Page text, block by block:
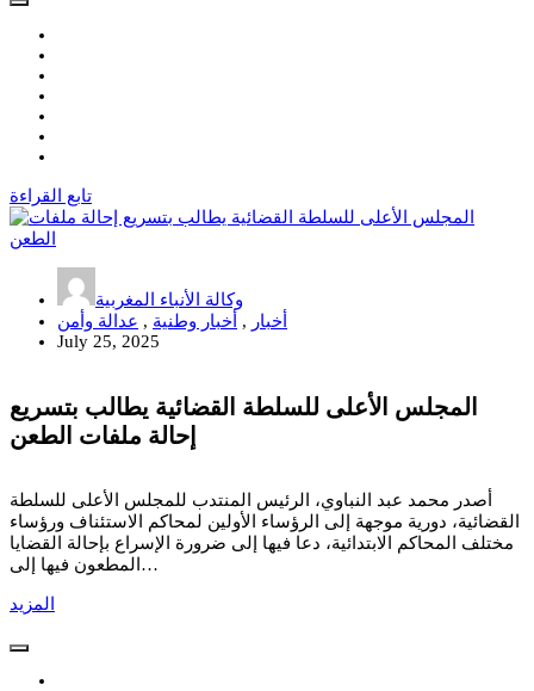
تابع القراءة
وكالة الأنباء المغربية
أخبار , أخبار وطنية , عدالة وأمن
July 25, 2025
المجلس الأعلى للسلطة القضائية يطالب بتسريع
إحالة ملفات الطعن
أصدر محمد عبد النباوي، الرئيس المنتدب للمجلس الأعلى للسلطة
القضائية، دورية موجهة إلى الرؤساء الأولين لمحاكم الاستئناف ورؤساء
مختلف المحاكم الابتدائية، دعا فيها إلى ضرورة الإسراع بإحالة القضايا
المطعون فيها إلى…
المزيد